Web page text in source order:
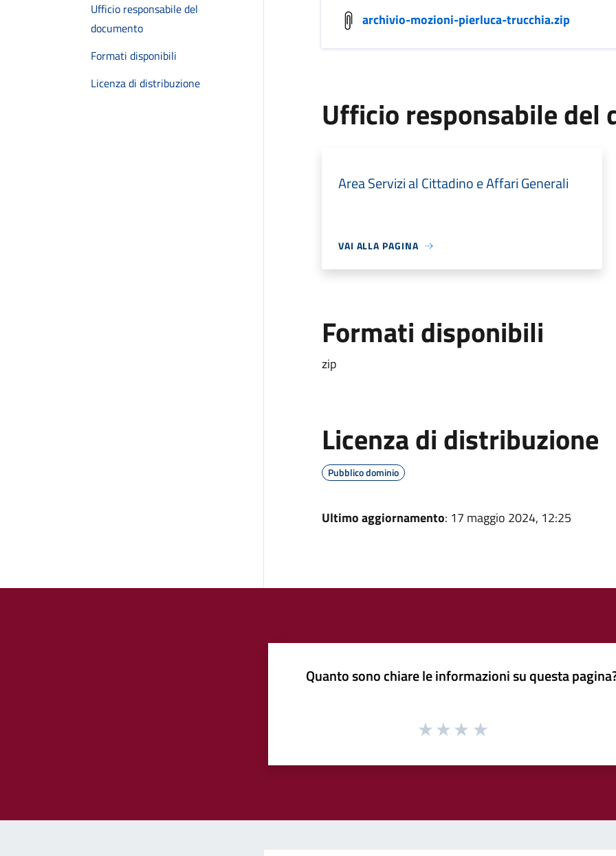
Ufficio responsabile del
documento
Formati disponibili
Licenza di distribuzione
archivio-mozioni-pierluca-trucchia.zip
Ufficio responsabile del
Area Servizi al Cittadino e Affari Generali
VAI ALLA PAGINA
Formati disponibili
zip
Licenza di distribuzione
Pubblico dominio
Ultimo aggiornamento: 17 maggio 2024, 12:25
Quanto sono chiare le informazioni su questa